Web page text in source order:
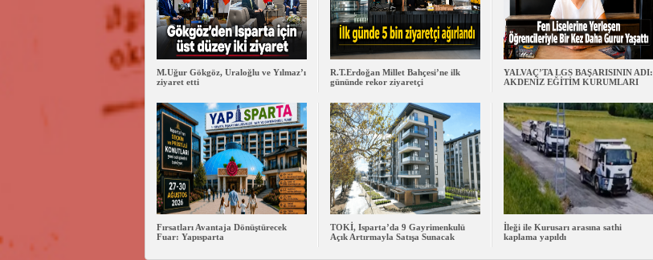
M.Uğur Gökgöz, Uraloğlu ve Yılmaz’ı
ziyaret etti
R.T.Erdoğan Millet Bahçesi’ne ilk
gününde rekor ziyaretçi
YALVAÇ’TA LGS BAŞARISININ ADI:
AKDENİZ EĞİTİM KURUMLARI
Fırsatları Avantaja Dönüştürecek
Fuar: Yapısparta
TOKİ, Isparta’da 9 Gayrimenkulü
Açık Artırmayla Satışa Sunacak
İleği ile Kurusarı arasına sathi
kaplama yapıldı